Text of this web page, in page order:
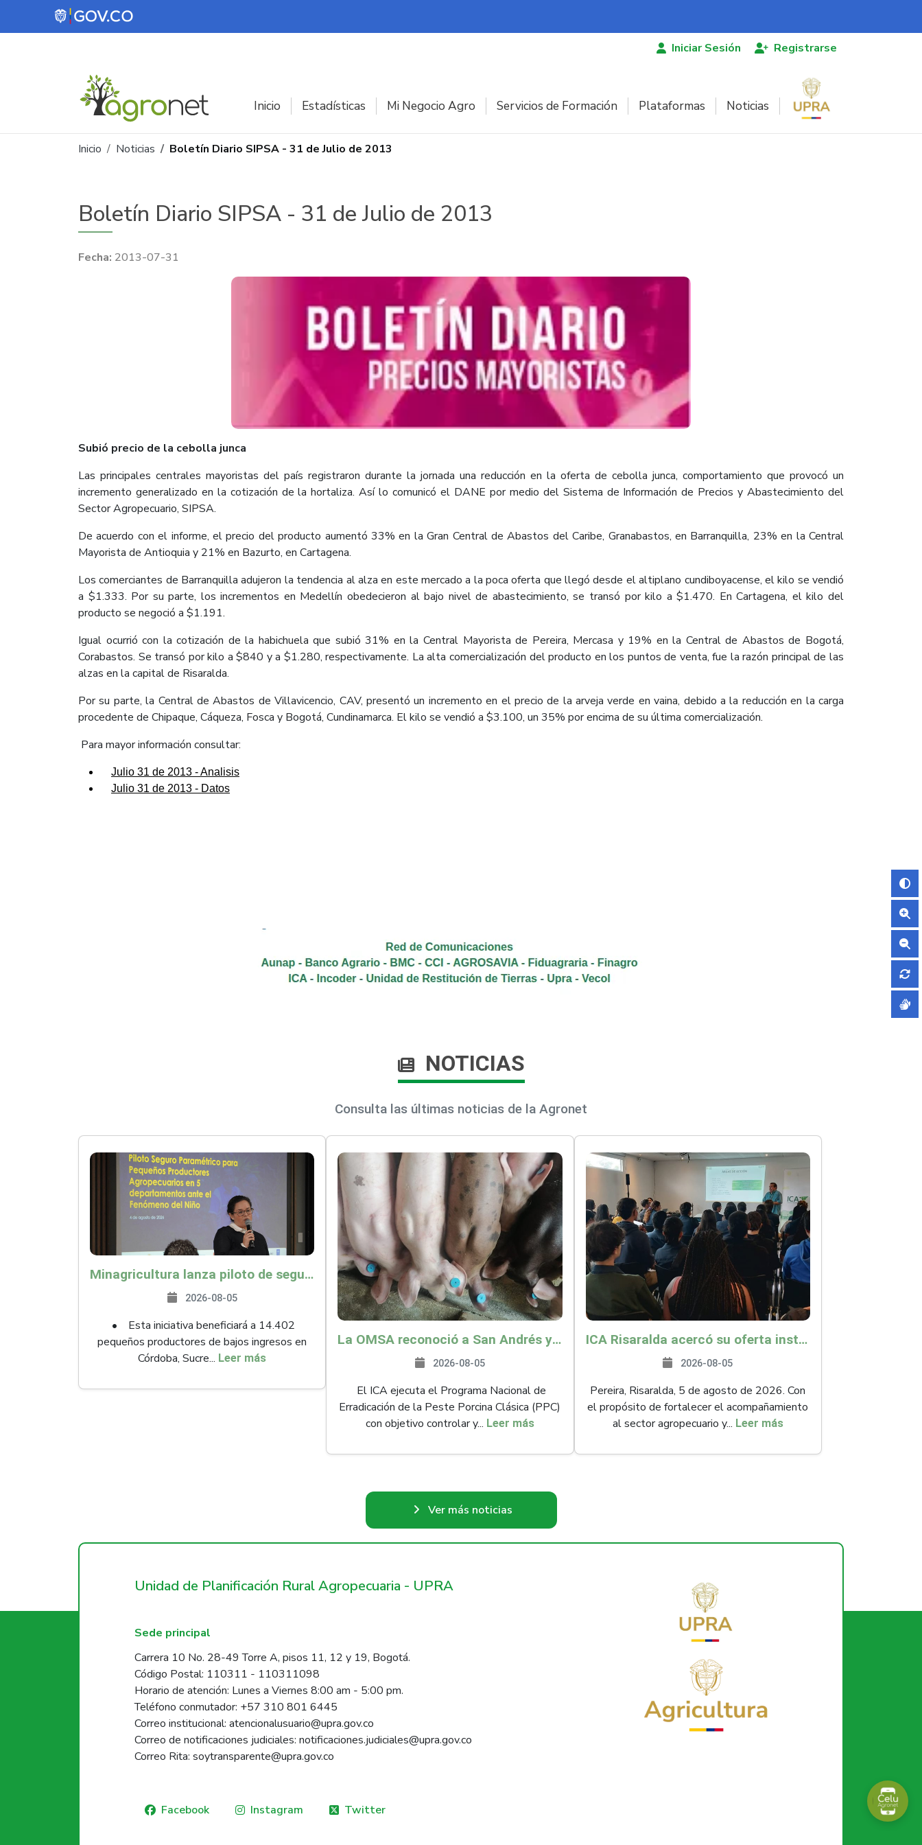
Pasar al contenido principal
Iniciar Sesión Registrarse
Inicio Estadísticas Mi Negocio Agro Servicios de Formación Plataformas Noticias
Ruta de navegación
Inicio Noticias Boletín Diario SIPSA - 31 de Julio de 2013
Boletín Diario SIPSA - 31 de Julio de 2013
2013-07-31
​Subió precio de la cebolla junca
Las principales centrales mayoristas del país registraron durante la jornada una reducción en la oferta de cebolla junca, comportamiento que provocó un
incremento generalizado en la cotización de la hortaliza. Así lo comunicó el DANE por medio del Sistema de Información de Precios y Abastecimiento del
Sector Agropecuario, SIPSA.
De acuerdo con el informe, el precio del producto aumentó 33% en la Gran Central de Abastos del Caribe, Granabastos, en Barranquilla, 23% en la Central
Mayorista de Antioquia y 21% en Bazurto, en Cartagena.
Los comerciantes de Barranquilla adujeron la tendencia al alza en este mercado a la poca oferta que llegó desde el altiplano cundiboyacense, el kilo se vendió
a $1.333. Por su parte, los incrementos en Medellín obedecieron al bajo nivel de abastecimiento, se transó por kilo a $1.470. En Cartagena, el kilo del
producto se negoció a $1.191.
Igual ocurrió con la cotización de la habichuela que subió 31% en la Central Mayorista de Pereira, Mercasa y 19% en la Central de Abastos de Bogotá,
Corabastos. Se transó por kilo a $840 y a $1.280, respectivamente. La alta comercialización del producto en los puntos de venta, fue la razón principal de las
alzas en la capital de Risaralda.
Por su parte, la Central de Abastos de Villavicencio, CAV, presentó un incremento en el precio de la arveja verde en vaina, debido a la reducción en la carga
procedente de Chipaque, Cáqueza, Fosca y Bogotá, Cundinamarca. El kilo se vendió a $3.100, un 35% por encima de su última comercialización.
Para mayor información consultar:
Julio 31 de 2013 - Analisis
Julio 31 de 2013 - Datos
NOTICIAS
Consulta las últimas noticias de la Agronet
Minagricultura lanza piloto de seguro agropecuario por $9.625 millones para proteger a más de 14.000 pequeños productores contra riesgos del Fenómeno de El Niño
2026-08-05
• Esta iniciativa beneficiará a 14.402
pequeños productores de bajos ingresos en
Córdoba, Sucre... Leer más
La OMSA reconoció a San Andrés y Providencia como zona libre de Peste Porcina Clásica (PPC)
2026-08-05
El ICA ejecuta el Programa Nacional de
Erradicación de la Peste Porcina Clásica (PPC)
con objetivo controlar y... Leer más
ICA Risaralda acercó su oferta institucional a productores y emprendedores en Expocamello
2026-08-05
Pereira, Risaralda, 5 de agosto de 2026. Con
el propósito de fortalecer el acompañamiento
al sector agropecuario y... Leer más
Ver más noticias
Unidad de Planificación Rural Agropecuaria - UPRA
Sede principal
Carrera 10 No. 28-49 Torre A, pisos 11, 12 y 19, Bogotá.
Código Postal: 110311 - 110311098
Horario de atención: Lunes a Viernes 8:00 am - 5:00 pm.
Teléfono conmutador: +57 310 801 6445
Correo institucional: atencionalusuario@upra.gov.co
Correo de notificaciones judiciales: notificaciones.judiciales@upra.gov.co
Correo Rita: soytransparente@upra.gov.co
Facebook Instagram Twitter